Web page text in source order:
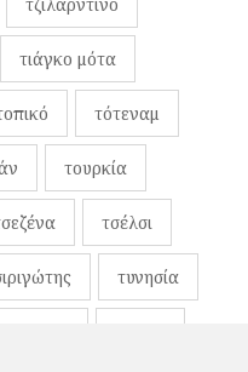
τιάγκο μότα
τότεναμ
τουρκία
τσέλσι
τυνησία